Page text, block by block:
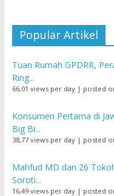
Popular Artikel
Tuan Rumah GPDRR,
Ring...
66,01 views per day| posted
Konsumen Pertama di
Big Bi...
38,77 views per day| posted
Mahfud MD dan 26
Soroti...
16,49 views per day| posted